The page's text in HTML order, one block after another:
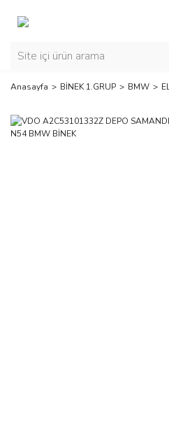
Anasayfa BİNEK 1.GRUP BMW